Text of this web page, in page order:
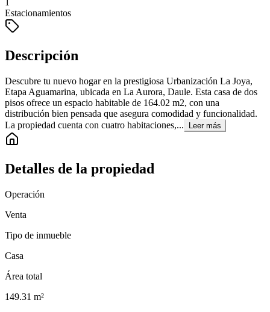
Estacionamientos
Descripción
Descubre tu nuevo hogar en la prestigiosa Urbanización La Joya,
Etapa Aguamarina, ubicada en La Aurora, Daule. Esta casa de dos
pisos ofrece un espacio habitable de 164.02 m2, con una
distribución bien pensada que asegura comodidad y funcionalidad.
La propiedad cuenta con cuatro habitaciones,...
Leer más
Detalles de la propiedad
Operación
Venta
Tipo de inmueble
Casa
Área total
149.31 m²